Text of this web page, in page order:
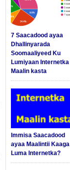
7 Saacadood ayaa
Dhallinyarada
Soomaaliyeed Ku
Lumiyaan Internetka
Maalin kasta
Immisa Saacadood
ayaa Maalintii Kaaga
Luma Internetka?